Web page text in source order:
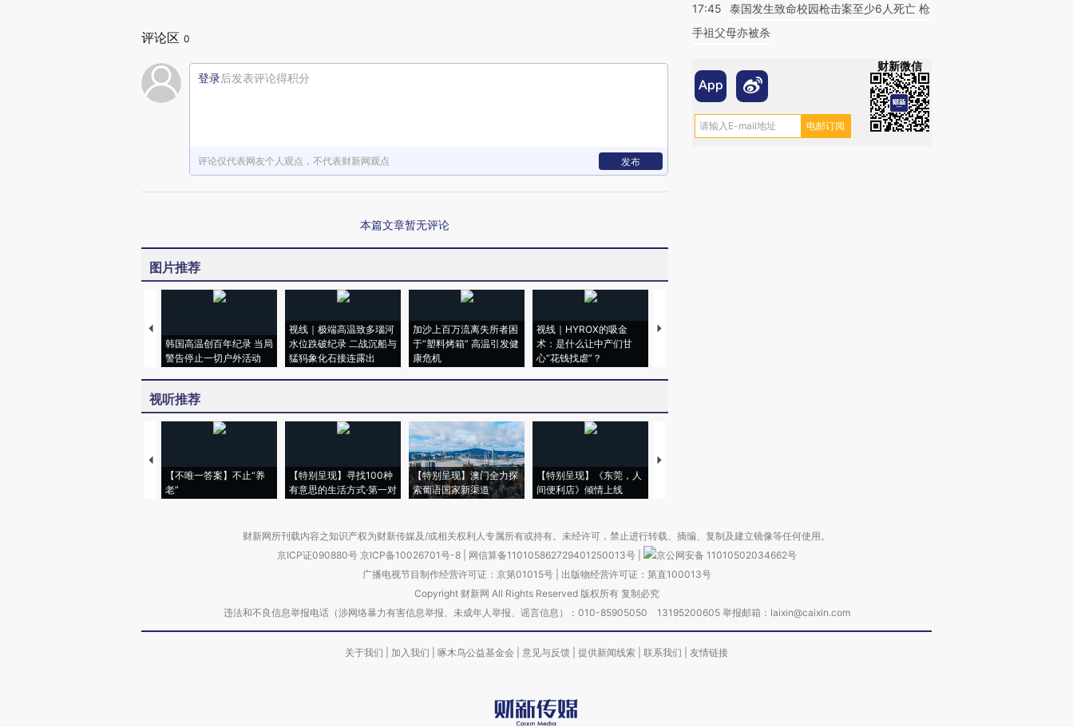
评论区 0
登录后发表评论得积分
评论仅代表网友个人观点，不代表财新网观点 发布
本篇文章暂无评论
图片推荐
韩国高温创百年纪录 当局
警告停止一切户外活动
视线｜极端高温致多瑙河
水位跌破纪录 二战沉船与
猛犸象化石接连露出
加沙上百万流离失所者困
于“塑料烤箱” 高温引发健
康危机
视线｜HYROX的吸金
术：是什么让中产们甘
心“花钱找虐”？
马航飞行员跨国走私7万
视听推荐
【不唯一答案】不止“养
老”
【特别呈现】寻找100种
有意思的生活方式·第一对
【特别呈现】澳门全力探
索葡语国家新渠道
【特别呈现】《东莞，人
间便利店》倾情上线
【推广】走进第四届链博
17:45
泰国发生致命校园枪击案至少6人死亡 枪
手祖父母亦被杀
财新微信
财新网所刊载内容之知识产权为财新传媒及/或相关权利人专属所有或持有。未经许可，禁止进行转载、摘编、复制及建立镜像等任何使用。
京ICP证090880号 京ICP备10026701号-8 网信算备110105862729401250013号
京公网安备 11010502034662号
广播电视节目制作经营许可证：京第01015号| 出版物经营许可证：第直100013号
Copyright 财新网 All Rights Reserved 版权所有 复制必究
违法和不良信息举报电话（涉网络暴力有害信息举报、未成年人举报、谣言信息）：010-85905050 13195200605 举报邮箱：laixin@caixin.com
关于我们 加入我们 啄木鸟公益基金会 意见与反馈 提供新闻线索 联系我们 友情链接